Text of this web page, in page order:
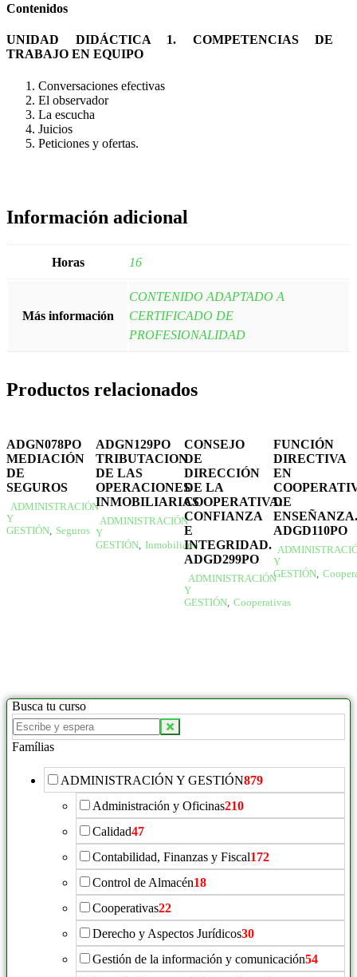
Contenidos
UNIDAD DIDÁCTICA 1. COMPETENCIAS DE
TRABAJO EN EQUIPO
Conversaciones efectivas
El observador
La escucha
Juicios
Peticiones y ofertas.
Información adicional
Horas 16
Más información
CONTENIDO ADAPTADO A
CERTIFICADO DE
PROFESIONALIDAD
Productos relacionados
ADGN078PO
MEDIACIÓN
DE
SEGUROS
ADMINISTRACIÓN
Y
GESTIÓN
Seguros
ADGN129PO
TRIBUTACION
DE LAS
OPERACIONES
INMOBILIARIAS
ADMINISTRACIÓN
Y
GESTIÓN, Inmobiliaria
CONSEJO
DE
DIRECCIÓN
DE LA
COOPERATIVA:
CONFIANZA
E
INTEGRIDAD.
ADGD299PO
ADMINISTRACIÓN
Y
GESTIÓN Cooperativas
FUNCIÓN
DIRECTIVA
EN
DE
ENSEÑANZA.
ADGD110PO
Y
GESTIÓN,
Busca tu curso
Famílias
ADMINISTRACIÓN Y GESTIÓN879
Administración y Oficinas210
Calidad47
Contabilidad, Finanzas y Fiscal172
Control de Almacén18
Cooperativas22
Derecho y Aspectos Jurídicos30
Gestión de la información y comunicación54